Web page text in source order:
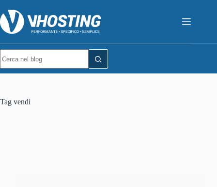
Tag vendi